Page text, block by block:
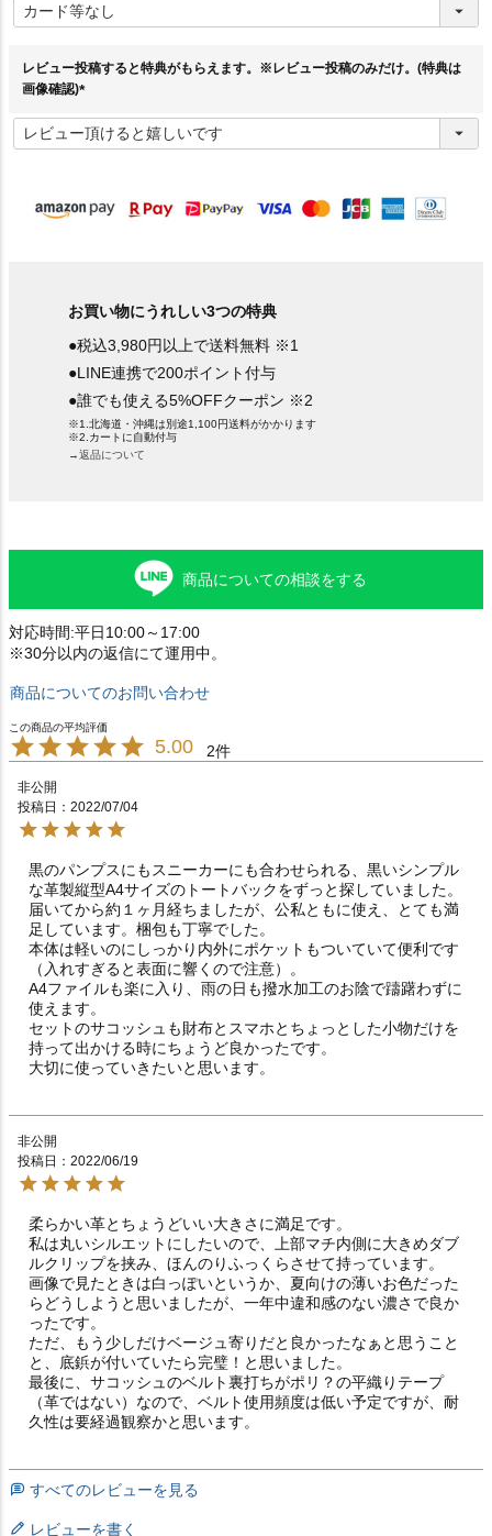
必
須
レビュー投稿すると特典がもらえます。※レビュー投稿のみだけ。(特典は
画像確認)
必
須
お買い物にうれしい3つの特典
●税込3,980円以上で送料無料 ※1
●LINE連携で200ポイント付与
●誰でも使える5%OFFクーポン ※2
※1.北海道・沖縄は別途1,100円送料がかかります
※2.カートに自動付与
→返品について
商品についての相談をする
対応時間:平日10:00～17:00
※30分以内の返信にて運用中。
商品についてのお問い合わせ
5.00 2
非公開
投稿日
2022/07/04
黒のパンプスにもスニーカーにも合わせられる、黒いシンプル
な革製縦型A4サイズのトートバックをずっと探していました。
届いてから約１ヶ月経ちましたが、公私ともに使え、とても満
足しています。梱包も丁寧でした。
本体は軽いのにしっかり内外にポケットもついていて便利です
（入れすぎると表面に響くので注意）。
A4ファイルも楽に入り、雨の日も撥水加工のお陰で躊躇わずに
使えます。
セットのサコッシュも財布とスマホとちょっとした小物だけを
持って出かける時にちょうど良かったです。
大切に使っていきたいと思います。
非公開
投稿日
2022/06/19
柔らかい革とちょうどいい大きさに満足です。
私は丸いシルエットにしたいので、上部マチ内側に大きめダブ
ルクリップを挟み、ほんのりふっくらさせて持っています。
画像で見たときは白っぽいというか、夏向けの薄いお色だった
らどうしようと思いましたが、一年中違和感のない濃さで良か
ったです。
ただ、もう少しだけベージュ寄りだと良かったなぁと思うこと
と、底鋲が付いていたら完璧！と思いました。
最後に、サコッシュのベルト裏打ちがポリ？の平織りテープ
（革ではない）なので、ベルト使用頻度は低い予定ですが、耐
久性は要経過観察かと思います。
すべてのレビューを見る
レビューを書く